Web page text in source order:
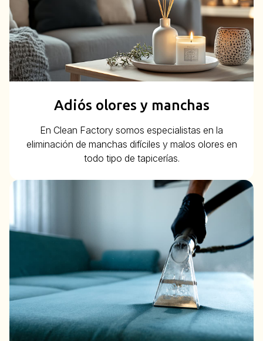
Adiós olores y manchas
En Clean Factory somos especialistas en la
eliminación de manchas difíciles y malos olores en
todo tipo de tapicerías.